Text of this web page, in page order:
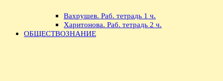
Вахрушев. Раб. тетрадь 1 ч.
Харитонова. Раб. тетрадь 2 ч.
ОБЩЕСТВОЗНАНИЕ